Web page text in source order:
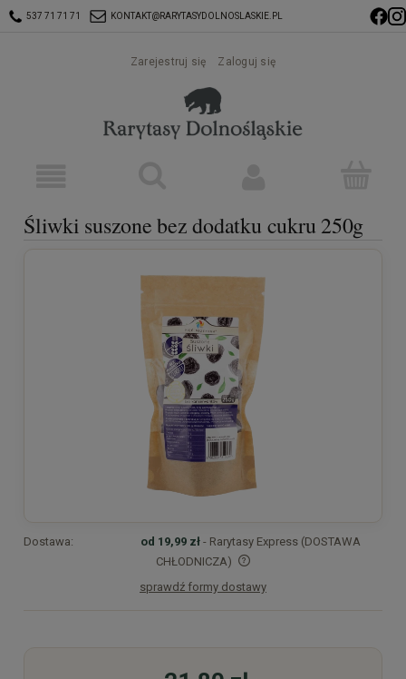
537 71 71 71 KONTAKT@RARYTASYDOLNOSLASKIE.PL
Zarejestruj się Zaloguj się
Śliwki suszone bez dodatku cukru 250g
Dostawa: od 19,99 zł - Rarytasy Express (DOSTAWA
CHŁODNICZA)
Cena nie zawiera ewentualnych kosztów płatności
sprawdź formy dostawy